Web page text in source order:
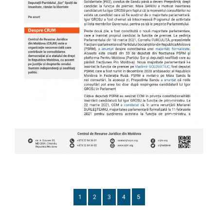
1 2 3 4 5